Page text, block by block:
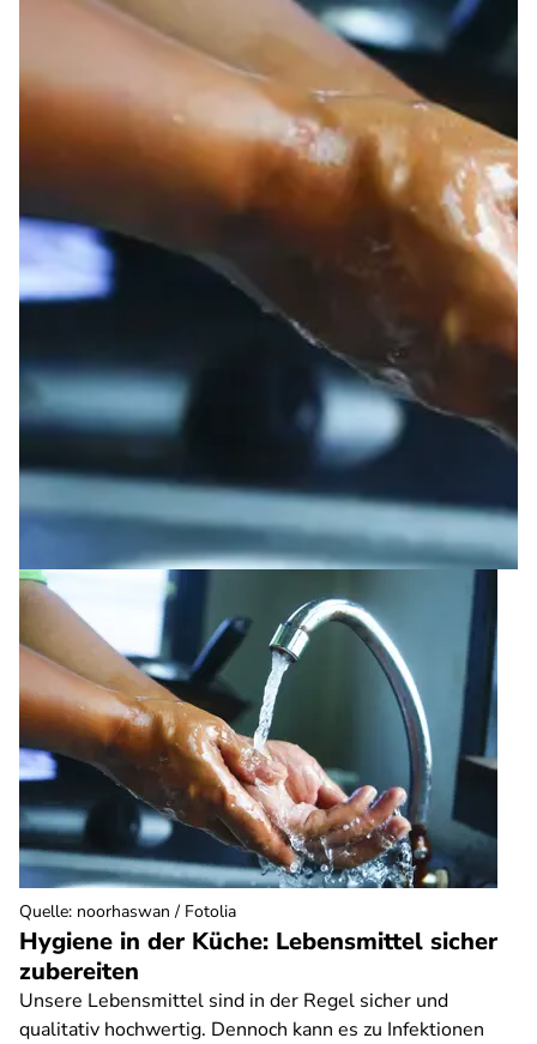
Hygiene in der Küche: Lebensmittel sicher
zubereiten
Unsere Lebensmittel sind in der Regel sicher und
qualitativ hochwertig. Dennoch kann es zu Infektionen
Quelle: noorhaswan / Fotolia